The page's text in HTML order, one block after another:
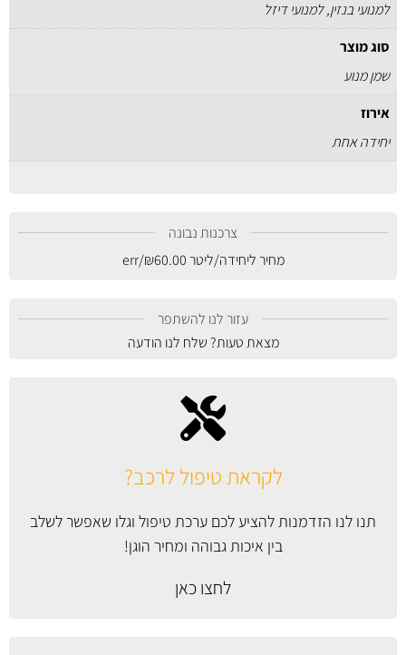
לקראת טיפול לרכב?
תנו לנו הזדמנות להציע לכם ערכת טיפול וגלו שאפשר לשלב
בין איכות גבוהה ומחיר הוגן!
לחצו כאן
למנועי בנזין, למנועי דיזל
סוג מוצר
שמן מנוע
אירוז
יחידה אחת
צרכנות נבונה
מחיר ליחידה/ליטר
₪60.00
/err
עזור לנו להשתפר
מצאת טעות? שלח לנו הודעה